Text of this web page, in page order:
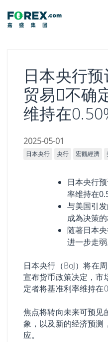
content
日本央行
贸易𢧐不确
维持在
2025-05-01
日本央行 央行 宏觀經濟
日本央行
率维持在
与美国引
成為决策的
随著日本
进一步走弱
日本央行（BoJ）将在
宣布货币政策决定，市
定者将基准利率维持在
焦点将转向未来可预见
象，以及新的经济预测
应。